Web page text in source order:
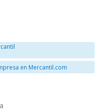
en Mercantil.com